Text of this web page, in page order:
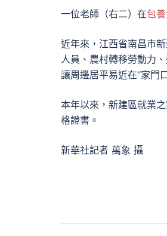
一位老師（右二）在包養
近年來，江西省南昌市
人員、農村轉移勞動力
讓周邊居平易近在“家門
本年以來，新建區就業
格證書。
新華社記者 萬象 攝